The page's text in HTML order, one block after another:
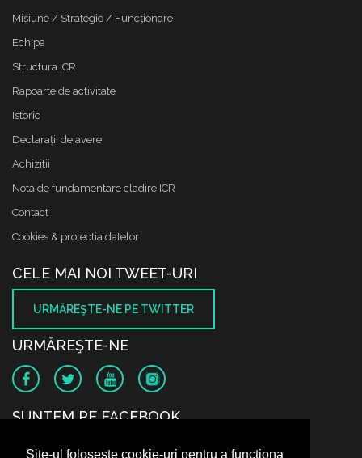
Site-ul folosește cookie-uri pentru a funcționa
Misiune / Strategie / Funcţionare
Echipa
Structura ICR
Rapoarte de activitate
Istoric
Declaraţii de avere
Achizitii
Nota de fundamentare cladire ICR
Contact
Cookies & protectia datelor
CELE MAI NOI TWEET-URI
URMĂREŞTE-NE PE TWITTER
URMĂREŞTE-NE
SUNTEM PE FACEBOOK